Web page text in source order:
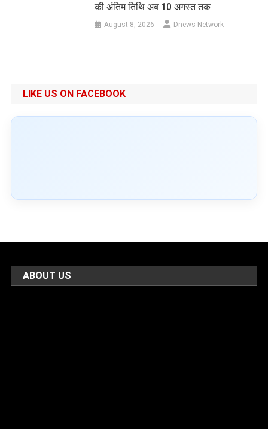
की अंतिम तिथि अब 10 अगस्त तक
August 8, 2026 Dnews Network
LIKE US ON FACEBOOK
ABOUT US